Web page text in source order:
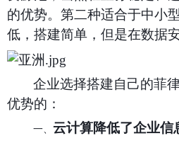
的优势。第二种适合于中小
低，搭建简单，但是在数据
企业选择搭建自己的菲
优势的：
一、 云计算降低了企业信